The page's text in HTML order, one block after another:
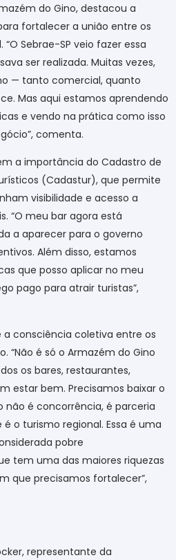
do Gino, destacou a
fortalecer a união entre os
Sebrae-SP veio fazer essa
ser realizada. Muitas vezes,
— tanto comercial, quanto
Mas aqui estamos aprendendo
e vendo na prática como isso
comenta.
a importância do Cadastro de
(Cadastur), que permite
visibilidade e acesso a
“O meu bar agora está
a aparecer para o governo
Além disso, estamos
que posso aplicar no meu
pago para atrair turistas”,
a consciência coletiva entre os
“Não é só o Armazém do Gino
os bares, restaurantes,
estar bem. Precisamos baixar o
não é concorrência, é parceria
o turismo regional. Essa é uma
pobre
tem uma das maiores riquezas
que precisamos fortalecer”,
representante da